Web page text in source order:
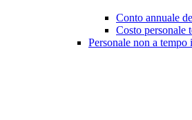
Conto annuale
Costo personale
Personale non a tempo